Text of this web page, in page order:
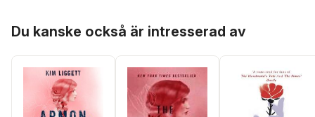
Du kanske också är intresserad av